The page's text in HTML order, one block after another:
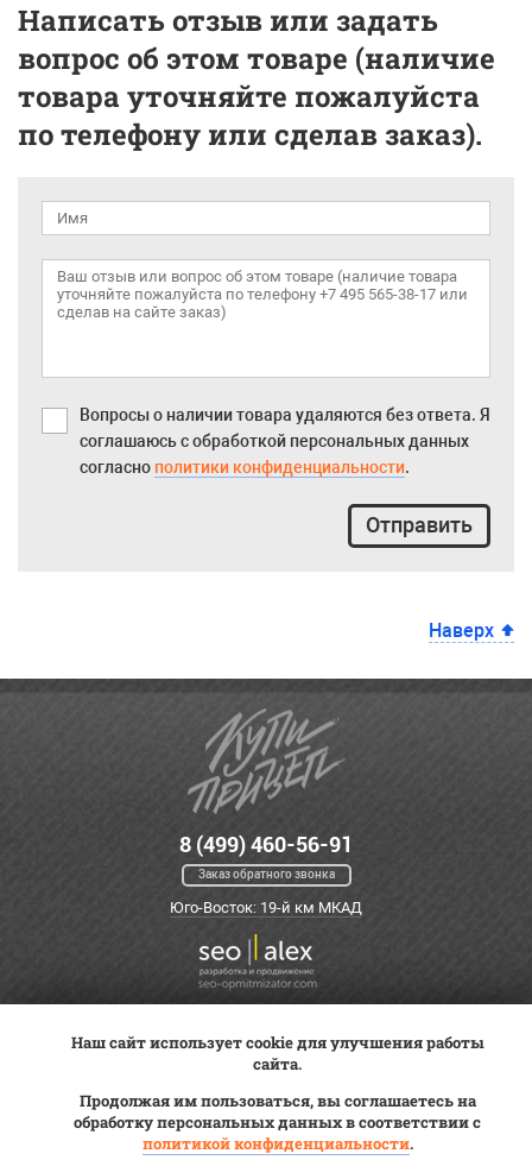
Написать отзыв или задать
вопрос об этом товаре (наличие
товара уточняйте пожалуйста
по телефону или сделав заказ).
Вопросы о наличии товара удаляются без ответа. Я
соглашаюсь с обработкой персональных данных
согласно политики конфиденциальности.
Отправить
Наверх
8 (499) 460-56-91
Заказ обратного звонка
Юго-Восток: 19-й км МКАД
Постановка на учет
Трейд-ин
Статьи
ВК Видео
Наш сайт использует cookie для улучшения работы
сайта.
Продолжая им пользоваться, вы соглашаетесь на
обработку персональных данных в соответствии с
политикой конфиденциальности.